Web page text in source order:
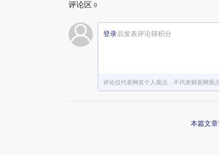
评论区 0
登录后发表评论得积分
评论仅代表网友个人观点，不代表财新网观
本篇文